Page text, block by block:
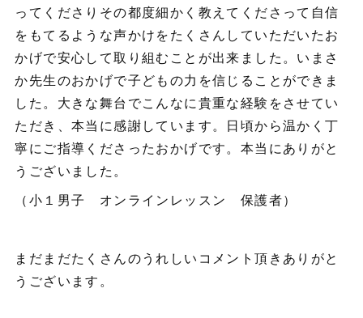
ってくださりその都度細かく教えてくださって自信
をもてるような声かけをたくさんしていただいたお
かげで安心して取り組むことが出来ました。いまさ
か先生のおかげで子どもの力を信じることができま
した。大きな舞台でこんなに貴重な経験をさせてい
ただき、本当に感謝しています。日頃から温かく丁
寧にご指導くださったおかげです。本当にありがと
うございました。
（小１男子 オンラインレッスン 保護者）
まだまだたくさんのうれしいコメント頂きありがと
うございます。